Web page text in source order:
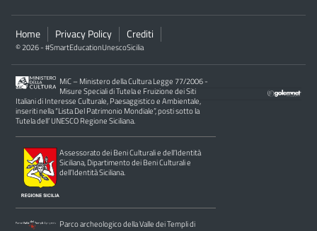
Home Privacy Policy Crediti
© 2026 - #SmartEducationUnescoSicilia
MiC – Ministero della Cultura Legge 77/2006 -
Misure Speciali di Tutela e Fruizione dei Siti
Italiani di Interesse Culturale, Paesaggistico e Ambientale,
inseriti nella “Lista Del Patrimonio Mondiale”, posti sotto la
Tutela dell’ UNESCO Regione Siciliana.
Assessorato dei Beni Culturali e dell’Identità
Siciliana, Dipartimento dei Beni Culturali e
dell’Identità Siciliana.
Parco archeologico della Valle dei Templi di